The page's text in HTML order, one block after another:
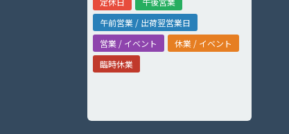
午前営業 / 出荷翌営業日
営業 / イベント
休業 / イベント
臨時休業